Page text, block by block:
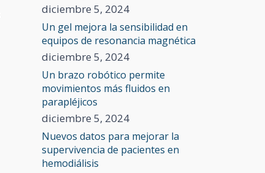
diciembre 5, 2024
Un gel mejora la sensibilidad en
equipos de resonancia magnética
diciembre 5, 2024
Un brazo robótico permite
movimientos más fluidos en
parapléjicos
diciembre 5, 2024
Nuevos datos para mejorar la
supervivencia de pacientes en
hemodiálisis